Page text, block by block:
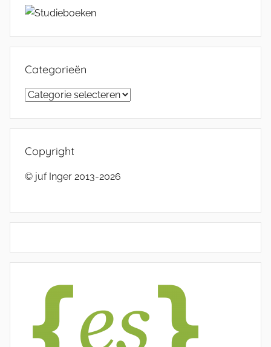
Categorieën
Categorieën
Copyright
© juf Inger 2013-2026